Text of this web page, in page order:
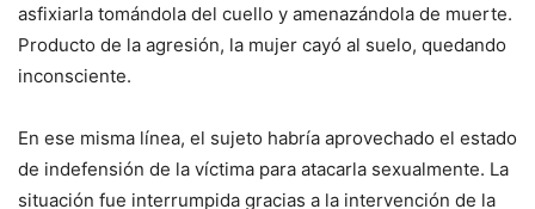
asfixiarla tomándola del cuello y amenazándola de muerte.
Producto de la agresión, la mujer cayó al suelo, quedando
inconsciente.
En ese misma línea, el sujeto habría aprovechado el estado
de indefensión de la víctima para atacarla sexualmente. La
situación fue interrumpida gracias a la intervención de la